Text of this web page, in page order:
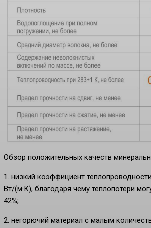
Обзор положительных качеств
1. низкий коэффициент
Вт/(м·К), благодаря чему теплопотери
42%;
2. негорючий материал с малым